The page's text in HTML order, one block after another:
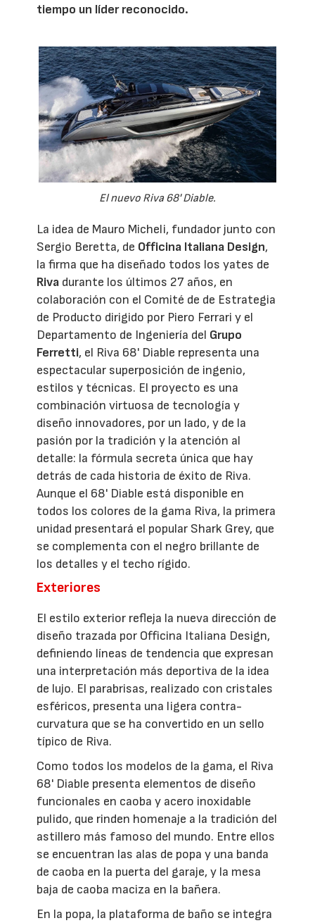
tiempo un líder reconocido.
El nuevo Riva 68' Diable.
La idea de Mauro Micheli, fundador junto con
Sergio Beretta, de Officina Italiana Design,
la firma que ha diseñado todos los yates de
Riva durante los últimos 27 años, en
colaboración con el Comité de de Estrategia
de Producto dirigido por Piero Ferrari y el
Departamento de Ingeniería del Grupo
Ferretti, el Riva 68' Diable representa una
espectacular superposición de ingenio,
estilos y técnicas. El proyecto es una
combinación virtuosa de tecnología y
diseño innovadores, por un lado, y de la
pasión por la tradición y la atención al
detalle: la fórmula secreta única que hay
detrás de cada historia de éxito de Riva.
Aunque el 68' Diable está disponible en
todos los colores de la gama Riva, la primera
unidad presentará el popular Shark Grey, que
se complementa con el negro brillante de
los detalles y el techo rígido.
Exteriores
El estilo exterior refleja la nueva dirección de
diseño trazada por Officina Italiana Design,
definiendo líneas de tendencia que expresan
una interpretación más deportiva de la idea
de lujo. El parabrisas, realizado con cristales
esféricos, presenta una ligera contra-
curvatura que se ha convertido en un sello
típico de Riva.
Como todos los modelos de la gama, el Riva
68' Diable presenta elementos de diseño
funcionales en caoba y acero inoxidable
pulido, que rinden homenaje a la tradición del
astillero más famoso del mundo. Entre ellos
se encuentran las alas de popa y una banda
de caoba en la puerta del garaje, y la mesa
baja de caoba maciza en la bañera.
En la popa, la plataforma de baño se integra